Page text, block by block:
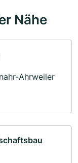
Nähe
Ahrweiler